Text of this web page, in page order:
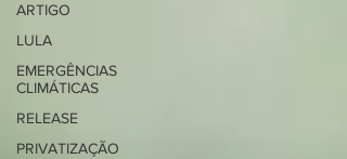
ARTIGO
LULA
EMERGÊNCIAS
CLIMÁTICAS
RELEASE
PRIVATIZAÇÃO